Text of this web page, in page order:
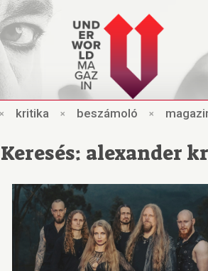
× kritika × beszámoló ×
Keresés: alexander